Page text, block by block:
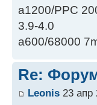
a1200/PPC
3.9-4.0
a600/68000
Re:
Leonis 23 апр